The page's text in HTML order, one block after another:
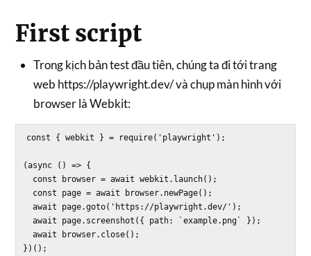
First script
Trong kịch bản test đầu tiên, chúng ta đi tới trang
web https://playwright.dev/ và chụp màn hình với
browser là Webkit:
const { webkit } = require('playwright');
(async () => {
  await page.goto('https://playwright.dev/');
  await page.screenshot({ path: `example.png` });
  await browser.close();